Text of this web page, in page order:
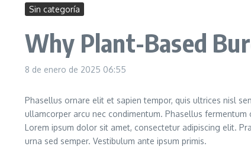
Sin categoría
Why Plant-Based
8 de enero de 2025 06:55
Phasellus ornare elit et sapien tempor, quis ultrices nisl
ullamcorper arcu nec condimentum. Phasellus
Lorem ipsum dolor sit amet, consectetur adipiscing elit.
urna sed semper. Vestibulum ante ipsum primis.